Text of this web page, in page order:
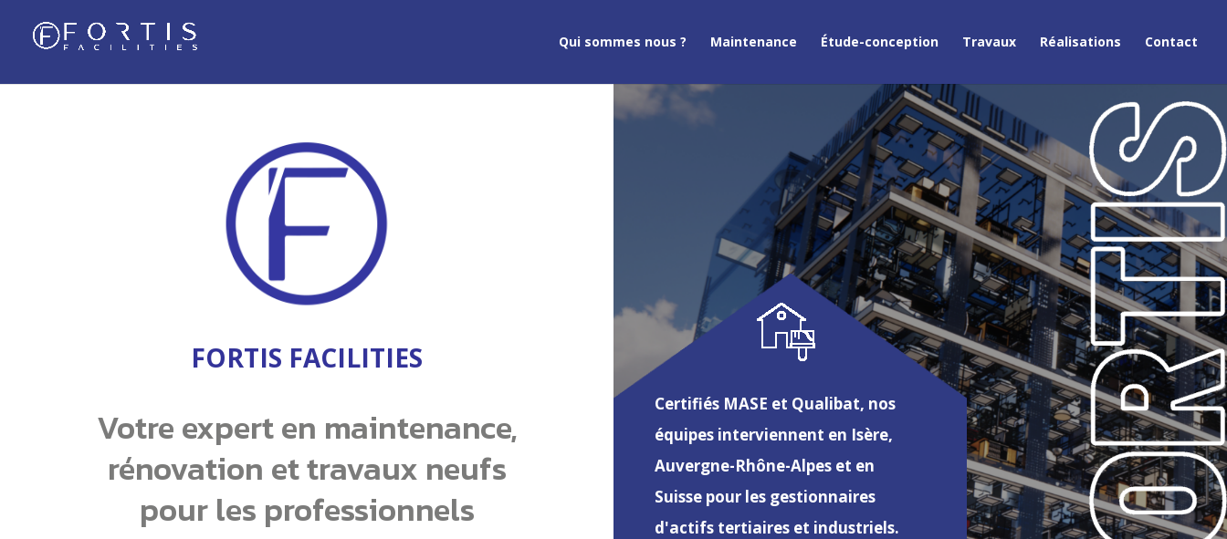
Qui sommes nous ? Maintenance Étude-conception Travaux Réalisations Contact
FORTIS FACILITIES
Votre expert en maintenance,
rénovation et travaux neufs
pour les professionnels
Certifiés MASE et Qualibat, nos
équipes interviennent en Isère,
Auvergne-Rhône-Alpes et en
Suisse pour les gestionnaires
d'actifs tertiaires et industriels.